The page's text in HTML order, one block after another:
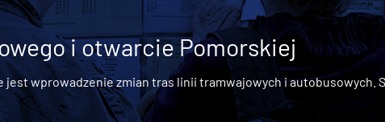
i otwarcie Pomorskiej
jest wprowadzenie zmian tras linii tramwajowych i autobusowych.